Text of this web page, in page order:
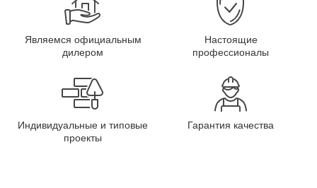
Являемся официальным
дилером
Настоящие
профессионалы
Индивидуальные и типовые
проекты
Гарантия качества